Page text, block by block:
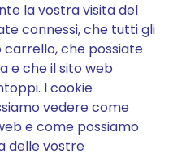
la vostra visita del
connessi, che tutti gli
che possiate
e che il sito web
I cookie
vedere come
e come possiamo
delle vostre